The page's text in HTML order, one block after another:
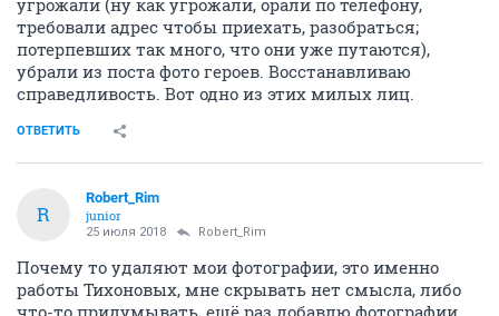
требовали адрес чтобы приехать, разобраться;
потерпевших так много, что они уже путаются),
убрали из поста фото героев. Восстанавливаю
справедливость. Вот одно из этих милых лиц.
ОТВЕТИТЬ
R
Robert_Rim
junior
25 июля 2018 Robert_Rim
Почему то удаляют мои фотографии, это именно
работы Тихоновых, мне скрывать нет смысла, либо
что-то придумывать, ещё раз добавлю фотографии